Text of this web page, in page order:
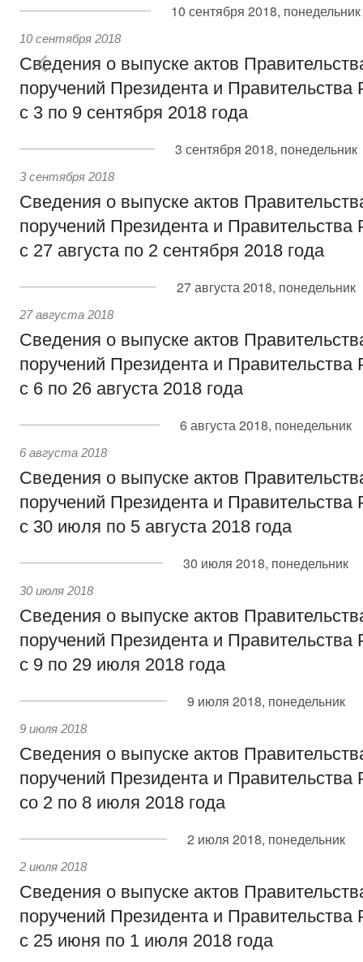
10 сентября 2018, понедельник
10 сентября 2018
Сведения о выпуске актов
поручений Президента и Правительства
с 3 по 9 сентября 2018 года
3 сентября 2018, понедельник
3 сентября 2018
Сведения о выпуске актов
поручений Президента и Правительства
с 27 августа по 2 сентября 2018 года
27 августа 2018, понедельник
27 августа 2018
Сведения о выпуске актов
поручений Президента и Правительства
с 6 по 26 августа 2018 года
6 августа 2018, понедельник
6 августа 2018
Сведения о выпуске актов
поручений Президента и Правительства
с 30 июля по 5 августа 2018 года
30 июля 2018, понедельник
30 июля 2018
Сведения о выпуске актов
поручений Президента и Правительства
с 9 по 29 июля 2018 года
9 июля 2018, понедельник
9 июля 2018
Сведения о выпуске актов
поручений Президента и Правительства
со 2 по 8 июля 2018 года
2 июля 2018, понедельник
2 июля 2018
Сведения о выпуске актов
поручений Президента и Правительства
с 25 июня по 1 июля 2018 года